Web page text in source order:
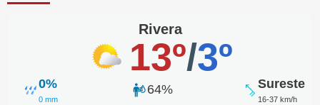
Rivera
13º/3º
0%
0 mm
64% Sureste
16-37 km/h